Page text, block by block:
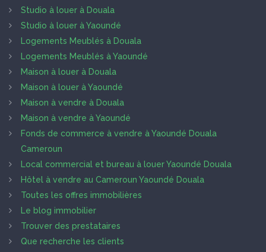
Studio à louer à Douala
Studio à louer à Yaoundé
Logements Meublés à Douala
Logements Meublés à Yaoundé
Maison à louer à Douala
Maison à louer à Yaoundé
Maison à vendre à Douala
Maison à vendre à Yaoundé
Fonds de commerce à vendre à Yaoundé Douala
Cameroun
Local commercial et bureau à louer Yaoundé Douala
Hôtel à vendre au Cameroun Yaoundé Douala
Toutes les offres immobilières
Le blog immobilier
Trouver des prestataires
Que recherche les clients